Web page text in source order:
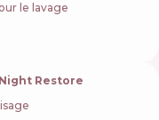
le lavage
Restore